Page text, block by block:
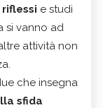
e studi
si vanno ad
attività non
che insegna
sfida